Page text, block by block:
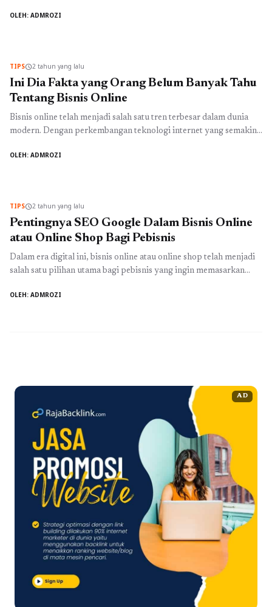
seperti e-commerce dan layanan digital, semakin populer karena
OLEH: ADMROZI
TIPSschedule2 tahun yang lalu
Ini Dia Fakta yang Orang Belum Banyak Tahu
Tentang Bisnis Online
Bisnis online telah menjadi salah satu tren terbesar dalam dunia
modern. Dengan perkembangan teknologi internet yang semakin
kesempatan baru. Meskipun bisnis online telah menjadi bagian
OLEH: ADMROZI
TIPSschedule2 tahun yang lalu
Pentingnya SEO Google Dalam Bisnis Online
atau Online Shop Bagi Pebisnis
Dalam era digital ini, bisnis online atau online shop telah menjadi
salah satu pilihan utama bagi pebisnis yang ingin memasarkan
ketat, penting bagi pebisnis untuk memahami pentingnya SEO
OLEH: ADMROZI
AD